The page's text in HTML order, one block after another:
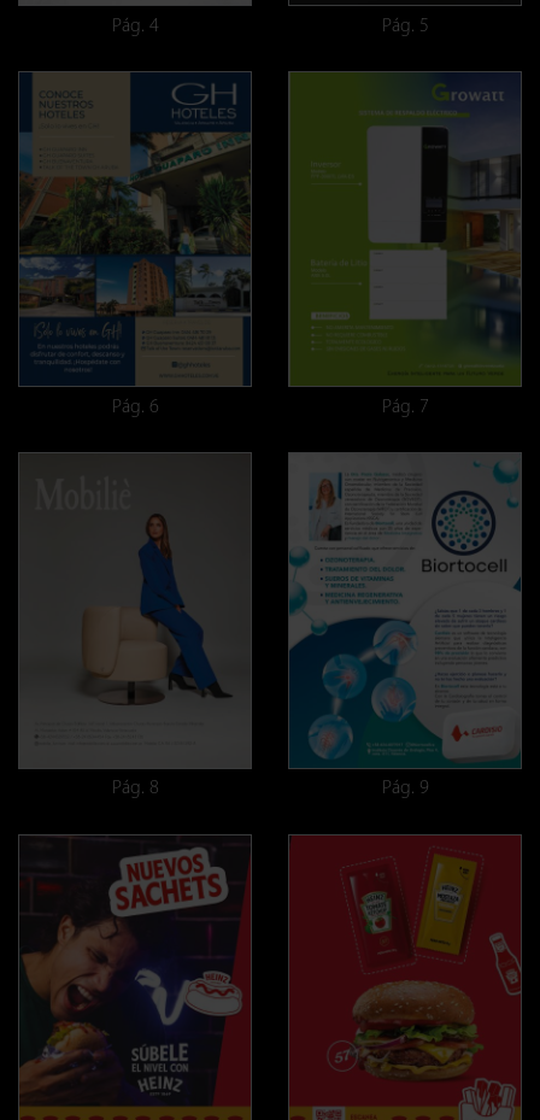
Pág. 4 Pág. 5
Pág. 6 Pág. 7
Pág. 8 Pág. 9